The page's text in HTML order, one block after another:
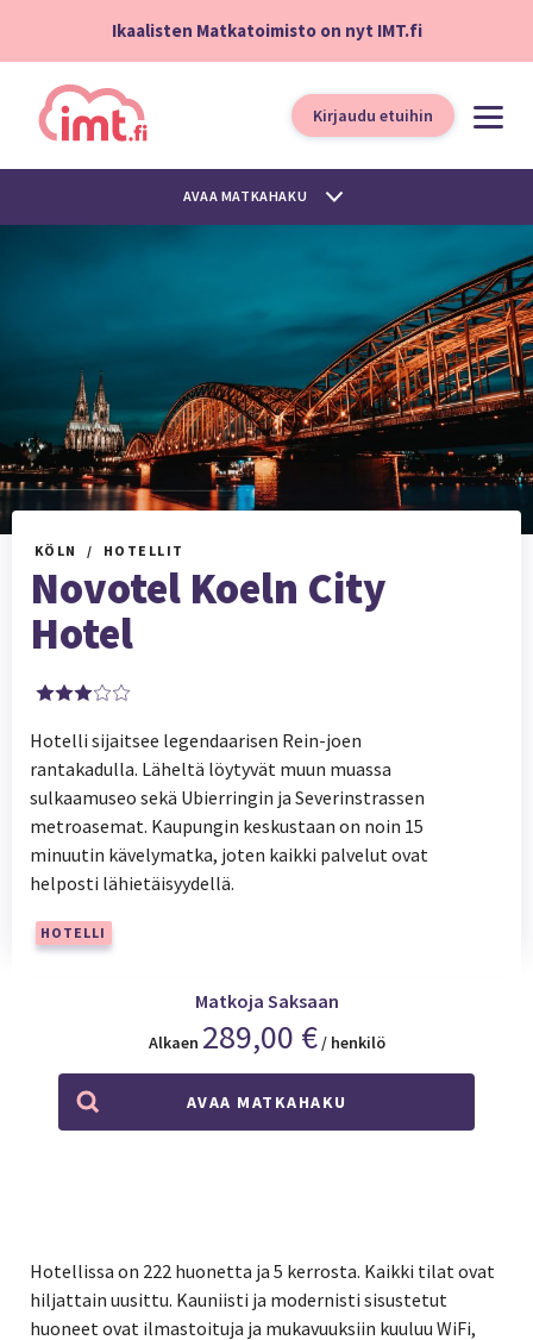
Ikaalisten Matkatoimisto on nyt IMT.fi
Kirjaudu etuihin
AVAA MATKAHAKU
KÖLN HOTELLIT
Novotel Koeln City
Hotel
Hotelli sijaitsee legendaarisen Rein-joen
rantakadulla. Läheltä löytyvät muun muassa
sulkaamuseo sekä Ubierringin ja Severinstrassen
metroasemat. Kaupungin keskustaan on noin 15
minuutin kävelymatka, joten kaikki palvelut ovat
helposti lähietäisyydellä.
HOTELLI
Matkoja Saksaan
Alkaen 289,00 €/ henkilö
AVAA MATKAHAKU
Hotellissa on 222 huonetta ja 5 kerrosta. Kaikki tilat ovat
hiljattain uusittu. Kauniisti ja modernisti sisustetut
huoneet ovat ilmastoituja ja mukavuuksiin kuuluu WiFi,